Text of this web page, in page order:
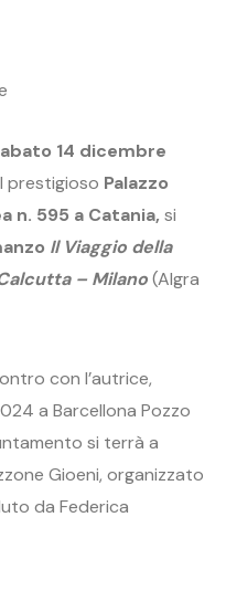
14 dicembre
prestigioso Palazzo
n. 595 a Catania, si
Il Viaggio della
– Milano(Algra
con l’autrice,
a Barcellona Pozzo
si terrà a
Gioeni, organizzato
da Federica